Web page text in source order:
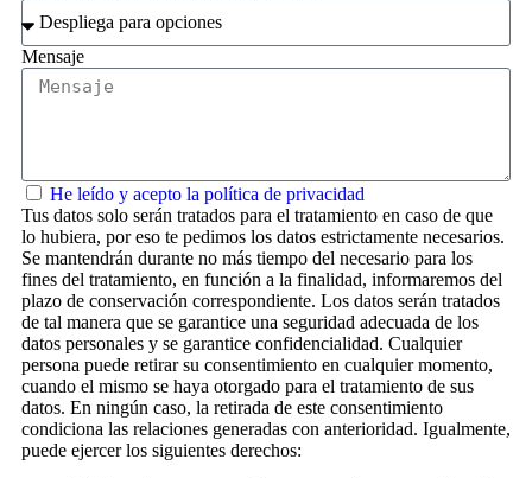
Mensaje
He leído y acepto la política de privacidad
Tus datos solo serán tratados para el tratamiento en caso de que
lo hubiera, por eso te pedimos los datos estrictamente necesarios.
Se mantendrán durante no más tiempo del necesario para los
fines del tratamiento, en función a la finalidad, informaremos del
plazo de conservación correspondiente. Los datos serán tratados
de tal manera que se garantice una seguridad adecuada de los
datos personales y se garantice confidencialidad. Cualquier
persona puede retirar su consentimiento en cualquier momento,
cuando el mismo se haya otorgado para el tratamiento de sus
datos. En ningún caso, la retirada de este consentimiento
condiciona las relaciones generadas con anterioridad. Igualmente,
puede ejercer los siguientes derechos: